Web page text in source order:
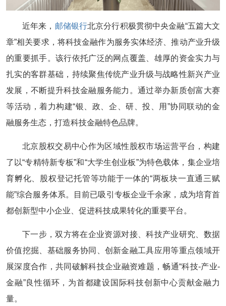
近年来， 邮储银行北京分行积极贯彻中央金融“五篇大文
章”相关要求，将科技金融作为服务实体经济、推动产业升级
的重要抓手。该行依托广泛的网点覆盖、雄厚的资金实力与
扎实的客群基础，持续聚焦传统产业升级与战略性新兴产业
发展，不断提升科技金融服务能力。通过举办新质创富大赛
等活动，着力构建“银、政、企、研、投、用”协同联动的金
融服务生态，打造科技金融特色品牌。
北京股权交易中心作为区域性股权市场运营平台，构建
了以“专精特新专板”和“大学生创业板”为特色载体，集企业培
育孵化、股权登记托管等功能于一体的“两板块一直通三赋
能”综合服务体系。目前已吸引专板企业千余家，成为培育首
都创新型中小企业、促进科技成果转化的重要平台。
下一步，双方将在企业资源对接、科技产业研究、数据
价值挖掘、基础服务协同、创新金融工具应用等重点领域开
展深度合作，共同破解科技企业融资难题，畅通“科技-产业-
金融”良性循环，为首都建设国际科技创新中心贡献金融力
量。